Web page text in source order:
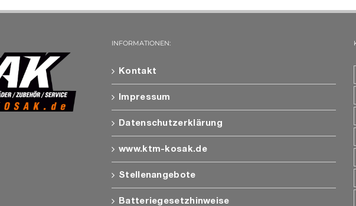
INFORMATIONEN:
Kontakt
Impressum
Datenschutzerklärung
www.ktm-kosak.de
Stellenangebote
Batteriegesetzhinweise